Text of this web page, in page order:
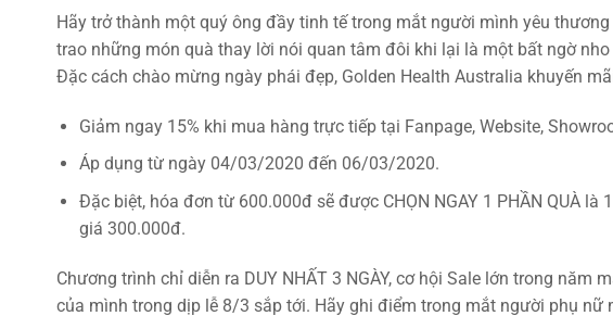
Hãy trở thành một quý ông đầy tinh tế trong mắt người mình yêu
trao những món quà thay lời nói quan tâm đôi khi lại là một bất ngờ
Đặc cách chào mừng ngày phái đẹp, Golden Health Australia khuyến
Giảm ngay 15% khi mua hàng trực tiếp tại Fanpage, Website,
Áp dụng từ ngày 04/03/2020 đến 06/03/2020.
Đặc biệt, hóa đơn từ 600.000đ sẽ được CHỌN NGAY 1 PHẦN QUÀ
giá 300.000đ.
Chương trình chỉ diễn ra DUY NHẤT 3 NGÀY, cơ hội Sale lớn trong năm
của mình trong dịp lễ 8/3 sắp tới. Hãy ghi điểm trong mắt người phụ